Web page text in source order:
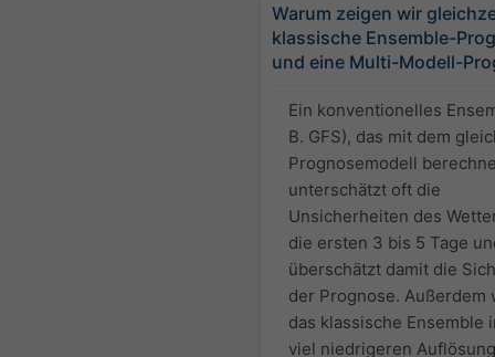
Warum zeigen wir
klassische Ensemble-
und eine Multi-Modell-
Ein konventionelles
B. GFS), das mit dem
Prognosemodell
unterschätzt oft die
Unsicherheiten des
die ersten 3 bis 5 Tage
überschätzt damit die
der Prognose. Außerdem
das klassische Ensemble
viel niedrigeren Auflösung